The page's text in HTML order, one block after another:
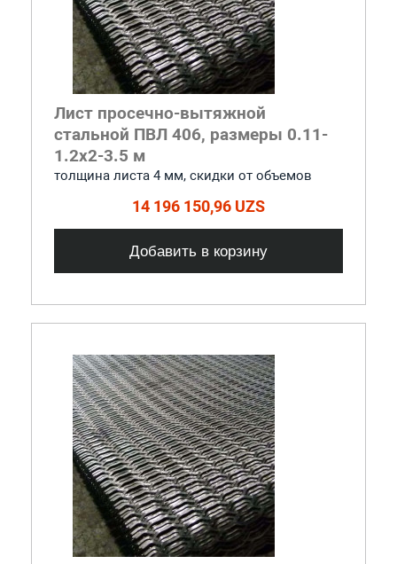
Лист просечно-вытяжной
стальной ПВЛ 406, размеры 0.11-
1.2x2-3.5 м
толщина листа 4 мм, cкидки от объемов
14 196 150,96 UZS
Добавить в корзину